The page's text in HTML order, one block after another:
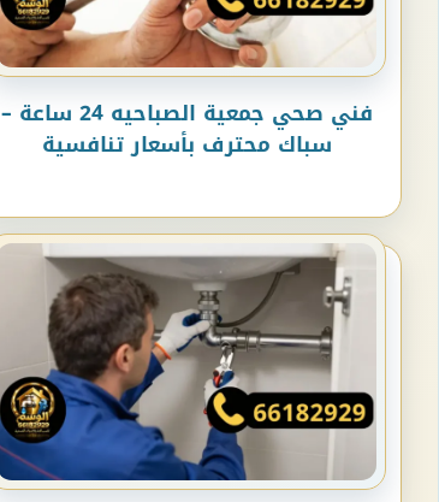
فني صحي جمعية الصباحيه 24 ساعة –
سباك محترف بأسعار تنافسية